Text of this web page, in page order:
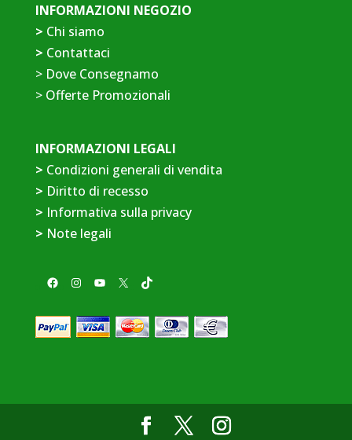
INFORMAZIONI NEGOZIO
> Chi siamo
> Contattaci
> Dove Consegnamo
>Offerte Promozionali
INFORMAZIONI LEGALI
> Condizioni generali di vendita
> Diritto di recesso
> Informativa sulla privacy
> Note legali
Facebook
Instagram
YouTube
X TikTok